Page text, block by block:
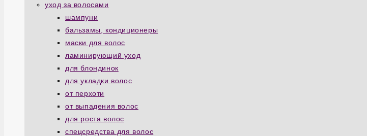
уход за волосами
шампуни
бальзамы, кондиционеры
маски для волос
ламинирующий уход
для блондинок
для укладки волос
от перхоти
от выпадения волос
для роста волос
спецсредства для волос